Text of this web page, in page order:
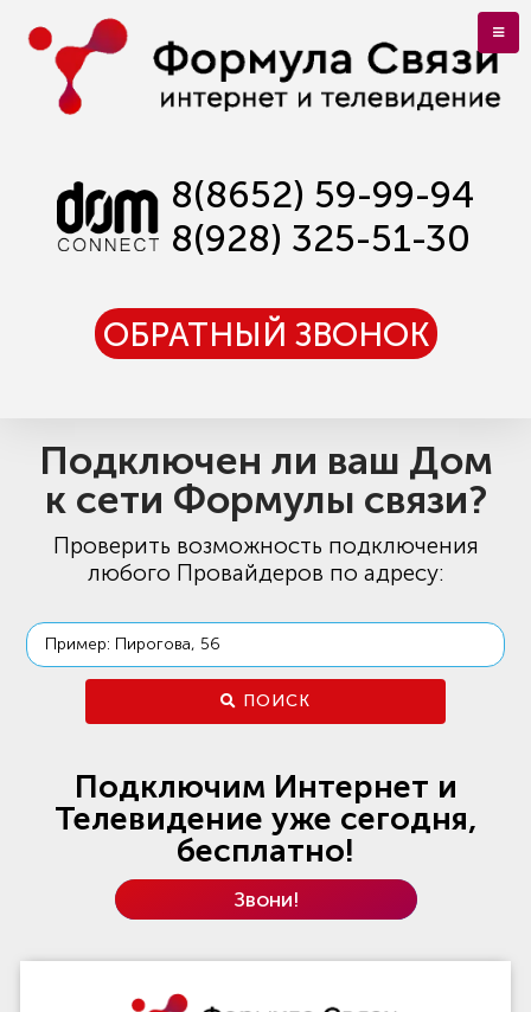
8(8652) 59-99-94
8(928) 325-51-30
ОБРАТНЫЙ ЗВОНОК
Подключен ли ваш Дом
к сети Формулы связи?
Проверить возможность подключения
любого Провайдеров по адресу:
ПОИСК
Подключим Интернет и
Телевидение уже сегодня,
бесплатно!
Звони!